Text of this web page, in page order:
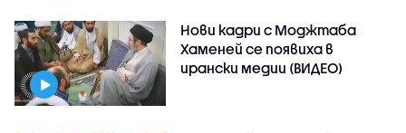
Нови кадри с Моджтаба
Хаменей се появиха в
ирански медии (ВИДЕО)